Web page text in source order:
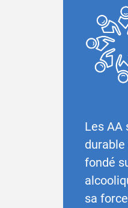
Les AA
fondé
sa